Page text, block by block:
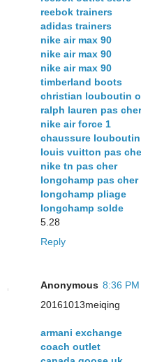
reebok trainers
adidas trainers
nike air max 90
nike air max 90
nike air max 90
timberland boots
christian louboutin
ralph lauren pas cher
nike air force 1
chaussure louboutin
louis vuitton pas
nike tn pas cher
longchamp pas cher
longchamp pliage
longchamp solde
5.28
Reply
Anonymous 8:36 PM
20161013meiqing
armani exchange
coach outlet